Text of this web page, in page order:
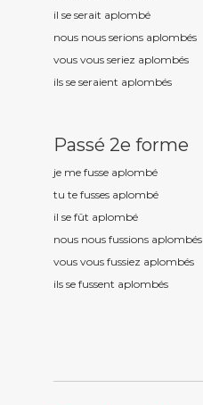
il se serait aplombé
nous nous serions aplombés
vous vous seriez aplombés
ils se seraient aplombés
Passé 2e forme
je me fusse aplombé
tu te fusses aplombé
il se fût aplombé
nous nous fussions aplombés
vous vous fussiez aplombés
ils se fussent aplombés